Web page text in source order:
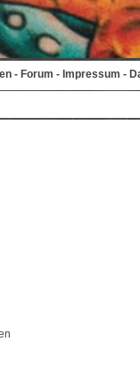
- Forum - Impressum -